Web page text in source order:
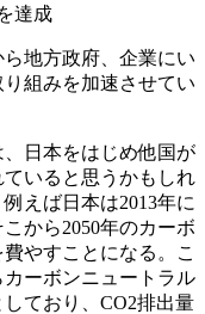
達成
地方政府、企業にい
組みを加速させてい
日本をはじめ他国が
いると思うかもしれ
えば日本は2013年に
から2050年のカーボ
やすことになる。こ
ーボンニュートラル
ており、CO2排出量